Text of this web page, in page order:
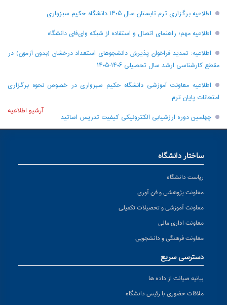
اطلاعیه برگزاری ترم تابستان سال ۱۴۰۵ دانشگاه حکیم سبزواری
اطلاعیه مهم؛ راهنمای اتصال و استفاده از شبکه وای‌فای دانشگاه
اطلاعیه: تمدید فراخوان پذیرش دانشجو‌های استعداد درخشان (بدون آزمون) در
مقطع کارشناسی ارشد سال تحصیلی ۱۴۰۶-۱۴۰۵
اطلاعیه معاونت آموزشی دانشگاه حکیم سبزواری در خصوص نحوه برگزاری
امتحانات پایان ترم
چهلمین دوره ارزشیابی الکترونیکی کیفیت تدریس اساتید
آرشیو اطلاعیه
ساختار دانشگاه
ریاست دانشگاه
معاونت پژوهشی و فن آوری
معاونت آموزشی و تحصیلات تکمیلی
معاونت اداری مالی
معاونت فرهنگی و دانشجویی
دسترسی سریع
بیانیه صیانت از داده ها
ملاقات حضوری با رئیس دانشگاه